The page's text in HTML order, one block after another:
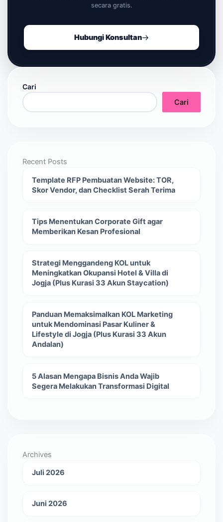
secara gratis.
Hubungi Konsultan
Cari
Cari
Recent Posts
Template RFP Pembuatan Website: TOR,
Skor Vendor, dan Checklist Serah Terima
Tips Menentukan Corporate Gift agar
Memberikan Kesan Profesional
Strategi Menggandeng KOL untuk
Meningkatkan Okupansi Hotel & Villa di
Jogja (Plus Kurasi 33 Akun Staycation)
Panduan Memaksimalkan KOL Marketing
untuk Mendominasi Pasar Kuliner &
Lifestyle di Jogja (Plus Kurasi 33 Akun
Andalan)
5 Alasan Mengapa Bisnis Anda Wajib
Segera Melakukan Transformasi Digital
Archives
Juli 2026
Juni 2026